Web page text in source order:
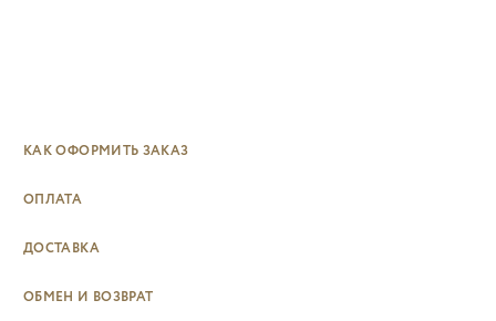
КАК ОФОРМИТЬ ЗАКАЗ
ОПЛАТА
ДОСТАВКА
ОБМЕН И ВОЗВРАТ